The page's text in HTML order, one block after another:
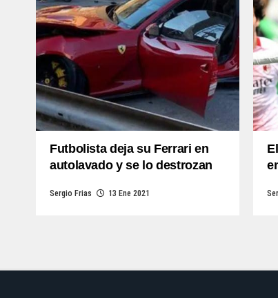
Futbolista deja su Ferrari en
autolavado y se lo destrozan
Sergio Frias 13 Ene 2021